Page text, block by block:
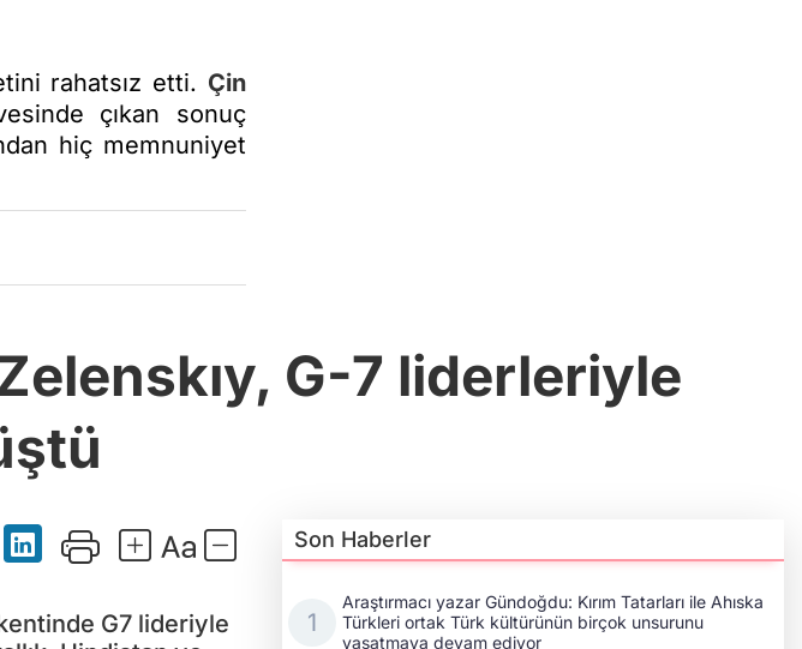
rahatsız etti. Çin
çıkan sonuç
hiç memnuniyet
G-7 liderleriyle
G7 lideriyle
Son Haberler
Araştırmacı yazar Gündoğdu: Kırım Tatarları ile Ahıska
Türkleri ortak Türk kültürünün birçok unsurunu
yaşatmaya devam ediyor